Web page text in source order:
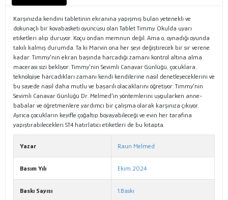
Karşınızda kendini tabletinin ekranına yapışmış bulan yetenekli ve
dokunaçlı bir kovabasketi oyuncusu olan Tablet Timmy. Okulda uyarı
etiketleri alıp duruyor. Koçu ondan memnun değil. Ama o, oynadığı oyunda
takılı kalmış durumda. Ta ki Marvin ona her şeyi değiştirecek bir sır verene
kadar. Timmy’nin ekran başında harcadığı zamanı kontrol altına alma
macerası sizi bekliyor. Timmy’nin Sevimli Canavar Günlüğü, çocuklara,
teknolojiye harcadıkları zamanı kendi kendilerine nasıl denetleyeceklerini ve
bu sayede nasıl daha mutlu ve başarılı olacaklarını öğretiyor. Timmy’nin
Sevimli Canavar Günlüğü Dr. Melmed'in yöntemlerini uygularken anne-
babalar ve öğretmenlere yardımcı bir çalışma olarak karşınıza çıkıyor.
Ayrıca çocukların keyifle çoğaltıp boyayabileceği ve evin her tarafına
yapıştırabilecekleri ST4 hatırlatıcı etiketleri de bu kitapta.
Yazar Raun Melmed
Basım Yılı Ekim 2024
Baskı Sayısı 1.Baskı